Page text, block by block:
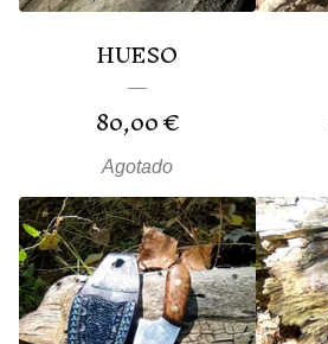
HUESO
80,00€
Agotado